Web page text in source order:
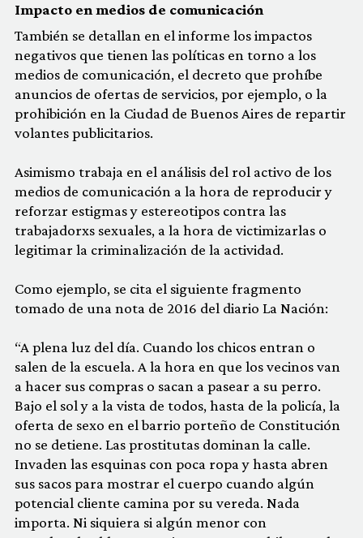
Impacto en medios de comunicación
También se detallan en el informe los impactos
negativos que tienen las políticas en torno a los
medios de comunicación, el decreto que prohíbe
anuncios de ofertas de servicios, por ejemplo, o la
prohibición en la Ciudad de Buenos Aires de repartir
volantes publicitarios.
Asimismo trabaja en el análisis del rol activo de los
medios de comunicación a la hora de reproducir y
reforzar estigmas y estereotipos contra las
trabajadorxs sexuales, a la hora de victimizarlas o
legitimar la criminalización de la actividad.
Como ejemplo, se cita el siguiente fragmento
tomado de una nota de 2016 del diario La Nación:
“A plena luz del día. Cuando los chicos entran o
salen de la escuela. A la hora en que los vecinos van
a hacer sus compras o sacan a pasear a su perro.
Bajo el sol y a la vista de todos, hasta de la policía, la
oferta de sexo en el barrio porteño de Constitución
no se detiene. Las prostitutas dominan la calle.
Invaden las esquinas con poca ropa y hasta abren
sus sacos para mostrar el cuerpo cuando algún
potencial cliente camina por su vereda. Nada
importa. Ni siquiera si algún menor con